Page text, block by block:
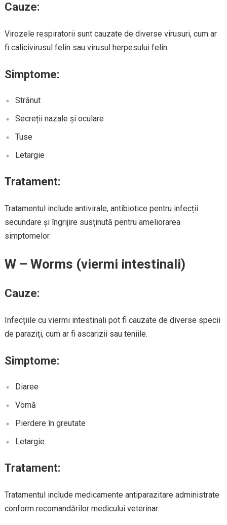
Cauze:
Virozele respiratorii sunt cauzate de diverse virusuri, cum ar
fi calicivirusul felin sau virusul herpesului felin.
Simptome:
Strănut
Secreții nazale și oculare
Tuse
Letargie
Tratament:
Tratamentul include antivirale, antibiotice pentru infecții
secundare și îngrijire susținută pentru ameliorarea
simptomelor.
W – Worms (viermi intestinali)
Cauze:
Infecțiile cu viermi intestinali pot fi cauzate de diverse specii
de paraziți, cum ar fi ascarizii sau teniile.
Simptome:
Diaree
Vomă
Pierdere în greutate
Letargie
Tratament:
Tratamentul include medicamente antiparazitare administrate
conform recomandărilor medicului veterinar.